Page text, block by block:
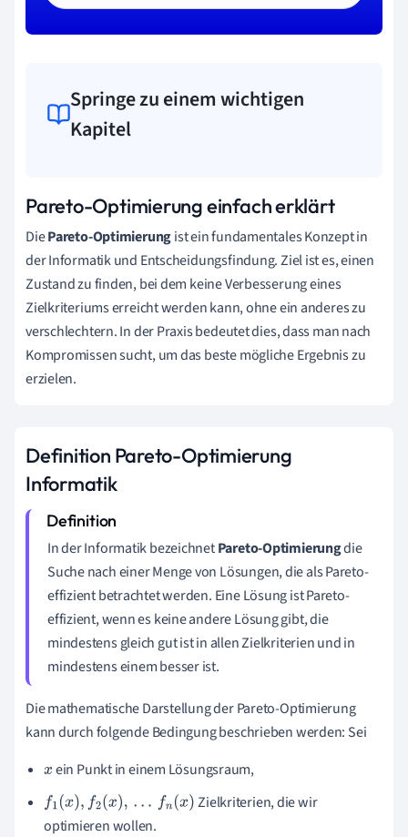
Springe zu einem wichtigen
Kapitel
Pareto-Optimierung einfach erklärt
DiePareto-Optimierungist ein fundamentales Konzept in
der Informatik und Entscheidungsfindung. Ziel ist es, einen
Zustand zu finden, bei dem keine Verbesserung eines
Zielkriteriums erreicht werden kann, ohne ein anderes zu
verschlechtern. In der Praxis bedeutet dies, dass man nach
Kompromissen sucht, um das beste mögliche Ergebnis zu
erzielen.
Definition Pareto-Optimierung
Informatik
In der Informatik bezeichnetPareto-Optimierungdie
Suche nach einer Menge von Lösungen, die als Pareto-
effizient betrachtet werden. Eine Lösung ist Pareto-
effizient, wenn es keine andere Lösung gibt, die
mindestens gleich gut ist in allen Zielkriterien und in
mindestens einem besser ist.
Die mathematische Darstellung der Pareto-Optimierung
kann durch folgende Bedingung beschrieben werden: Sei
x ein Punkt in einem Lösungsraum,
f1(x),f2(x),…fn x )
Zielkriterien, die wir
optimieren wollen.